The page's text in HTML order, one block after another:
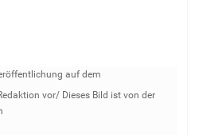
auf dem
vor/ Dieses Bild ist von der